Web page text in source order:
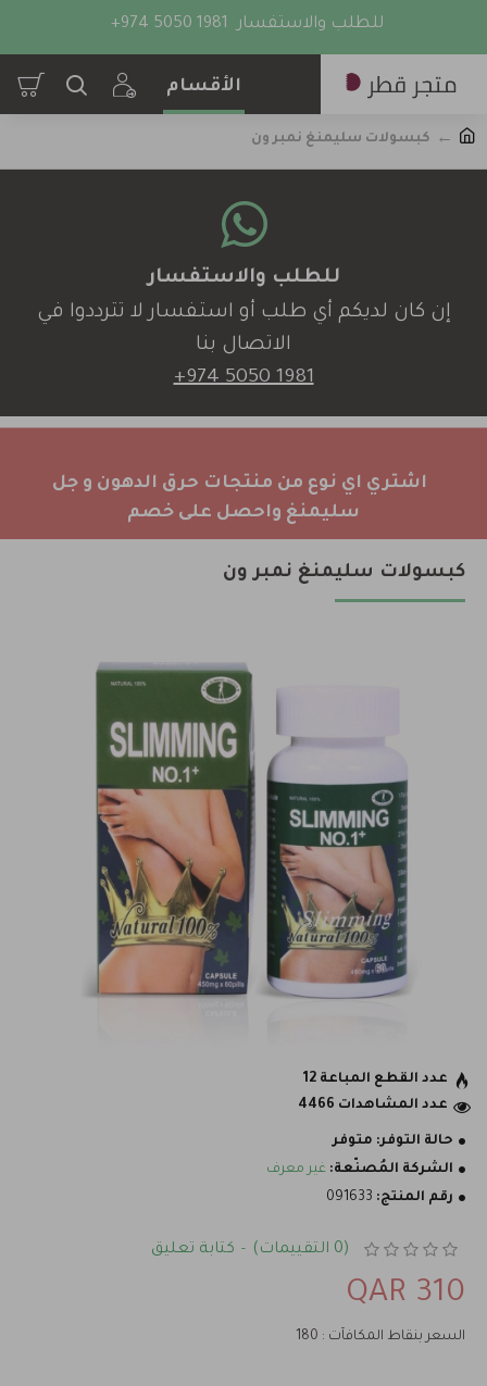
للطلب والاستفسار +974 5050 1981
كبسولات سليمنغ نمبر ون
للطلب والاستفسار
إن كان لديكم أي طلب أو استفسار لا تترددوا في
الاتصال بنا
+974 5050 1981
اشتري اي نوع من منتجات حرق الدهون و جل
سليمنغ واحصل على خصم
كبسولات سليمنغ نمبر ون
حالة التوفر: متوفر
الشركة المُصنّعة: غير معرف
رقم المنتج: 091633
عدد القطع المباعة 12
عدد المشاهدات 4466
(0 التقييمات) - كتابة تعليق
310 QAR
السعر بنقاط المكافآت : 180